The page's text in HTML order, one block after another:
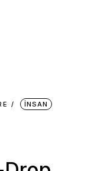
İNSAN